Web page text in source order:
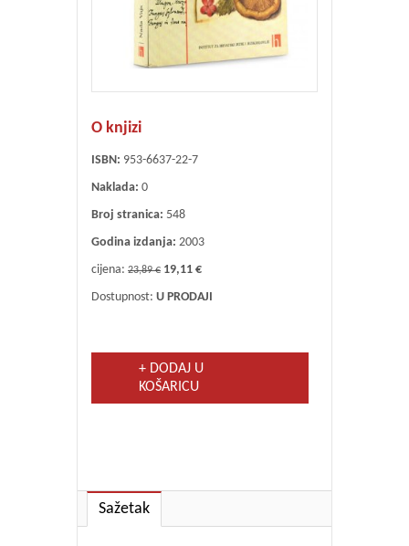
O knjizi
ISBN: 953-6637-22-7
Naklada: 0
Broj stranica: 548
Godina izdanja: 2003
cijena: 23,89 € 19,11 €
Dostupnost: U PRODAJI
+ DODAJ U
KOŠARICU
Sažetak